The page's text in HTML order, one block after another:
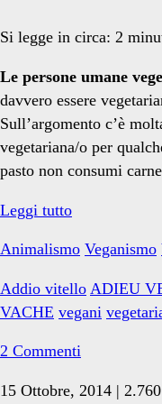
Si legge in circa: 2
Le persone umane
davvero essere
Sull’argomento c’è
vegetariana/o per
pasto non consumi
Leggi tuttoL’insostenibile
del
vegetarismo
Animalismo Veganismo
Addio vitello ADIEU
VACHE vegani
2 Commenti
15 Ottobre, 2014 |